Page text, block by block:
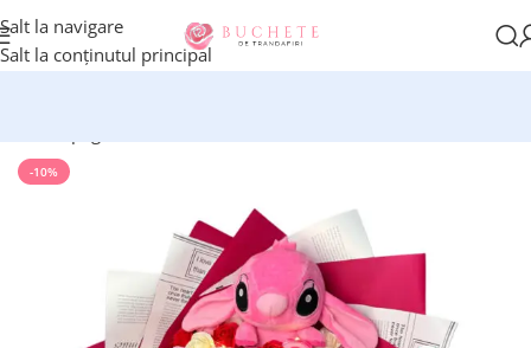
Salt la navigare
Salt la conținutul principal
-10%